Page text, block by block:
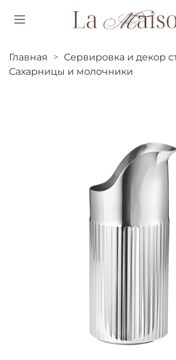
Главная Сервировка и декор
Сахарницы и молочники